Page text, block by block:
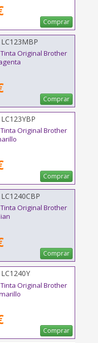
Comprar
Original Brother
Comprar
Original Brother
Comprar
Original Brother
Comprar
Original Brother
Comprar